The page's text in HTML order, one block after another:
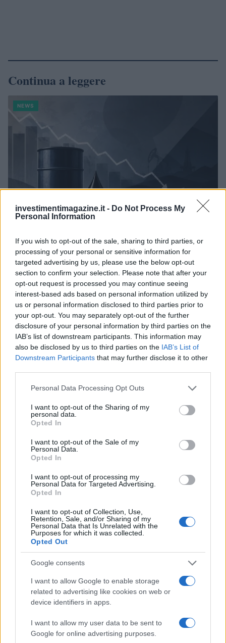
investimentimagazine.it - Do Not Process My
Personal Information
If you wish to opt-out of the sale, sharing to third parties, or
processing of your personal or sensitive information for
targeted advertising by us, please use the below opt-out
section to confirm your selection. Please note that after your
opt-out request is processed you may continue seeing
interest-based ads based on personal information utilized by
us or personal information disclosed to third parties prior to
your opt-out. You may separately opt-out of the further
disclosure of your personal information by third parties on the
IAB’s list of downstream participants. This information may
also be disclosed by us to third parties on the IAB’s List of
Downstream Participants that may further disclose it to other
Please note that this website/app uses one or more Google
not limited to your visit or usage behaviour. You may click to
grant or deny consent to Google and its third-party tags to
use your data for below specified purposes in below Google
consent section.
Personal Data Processing Opt Outs
I want to opt-out of the Sharing of my
personal data.
Opted In
I want to opt-out of the Sale of my
Personal Data.
Opted In
I want to opt-out of processing my
Personal Data for Targeted Advertising.
Opted In
I want to opt-out of Collection, Use,
Retention, Sale, and/or Sharing of my
Personal Data that Is Unrelated with the
Purposes for which it was collected.
Opted Out
Google consents
I want to allow Google to enable storage
related to advertising like cookies on web or
device identifiers in apps.
I want to allow my user data to be sent to
Google for online advertising purposes.
Continua a leggere
NEWS
Petrolio in calo: Brent a 88.9 dollari, ribassi diffusi tra le
materie prime
Andrea Innocenti · 6 Ago 2026
Petrolio in calo: Brent a 91,82$, ribassi a due cifre per greggio
Andrea Innocenti · 5 Ago 2026
NEWS
La macchina usata più affidabile: un investimento che esige
ponderazione
Redazione · 5 Ago 2026